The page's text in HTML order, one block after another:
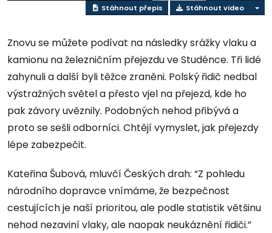
Stáhnout přepis Stáhnout video
Znovu se můžete podívat na následky srážky vlaku a
kamionu na železničním přejezdu ve Studénce. Tři lidé
zahynuli a další byli těžce zraněni. Polský řidič nedbal
výstražných světel a přesto vjel na přejezd, kde ho
pak závory uvěznily. Podobných nehod přibývá a
proto se sešli odborníci. Chtějí vymyslet, jak přejezdy
lépe zabezpečit.
Kateřina Šubová, mluvčí Českých drah: “Z pohledu
národního dopravce vnímáme, že bezpečnost
cestujících je naší prioritou, ale podle statistik většinu
nehod nezaviní vlaky, ale naopak neukáznění řidiči.”